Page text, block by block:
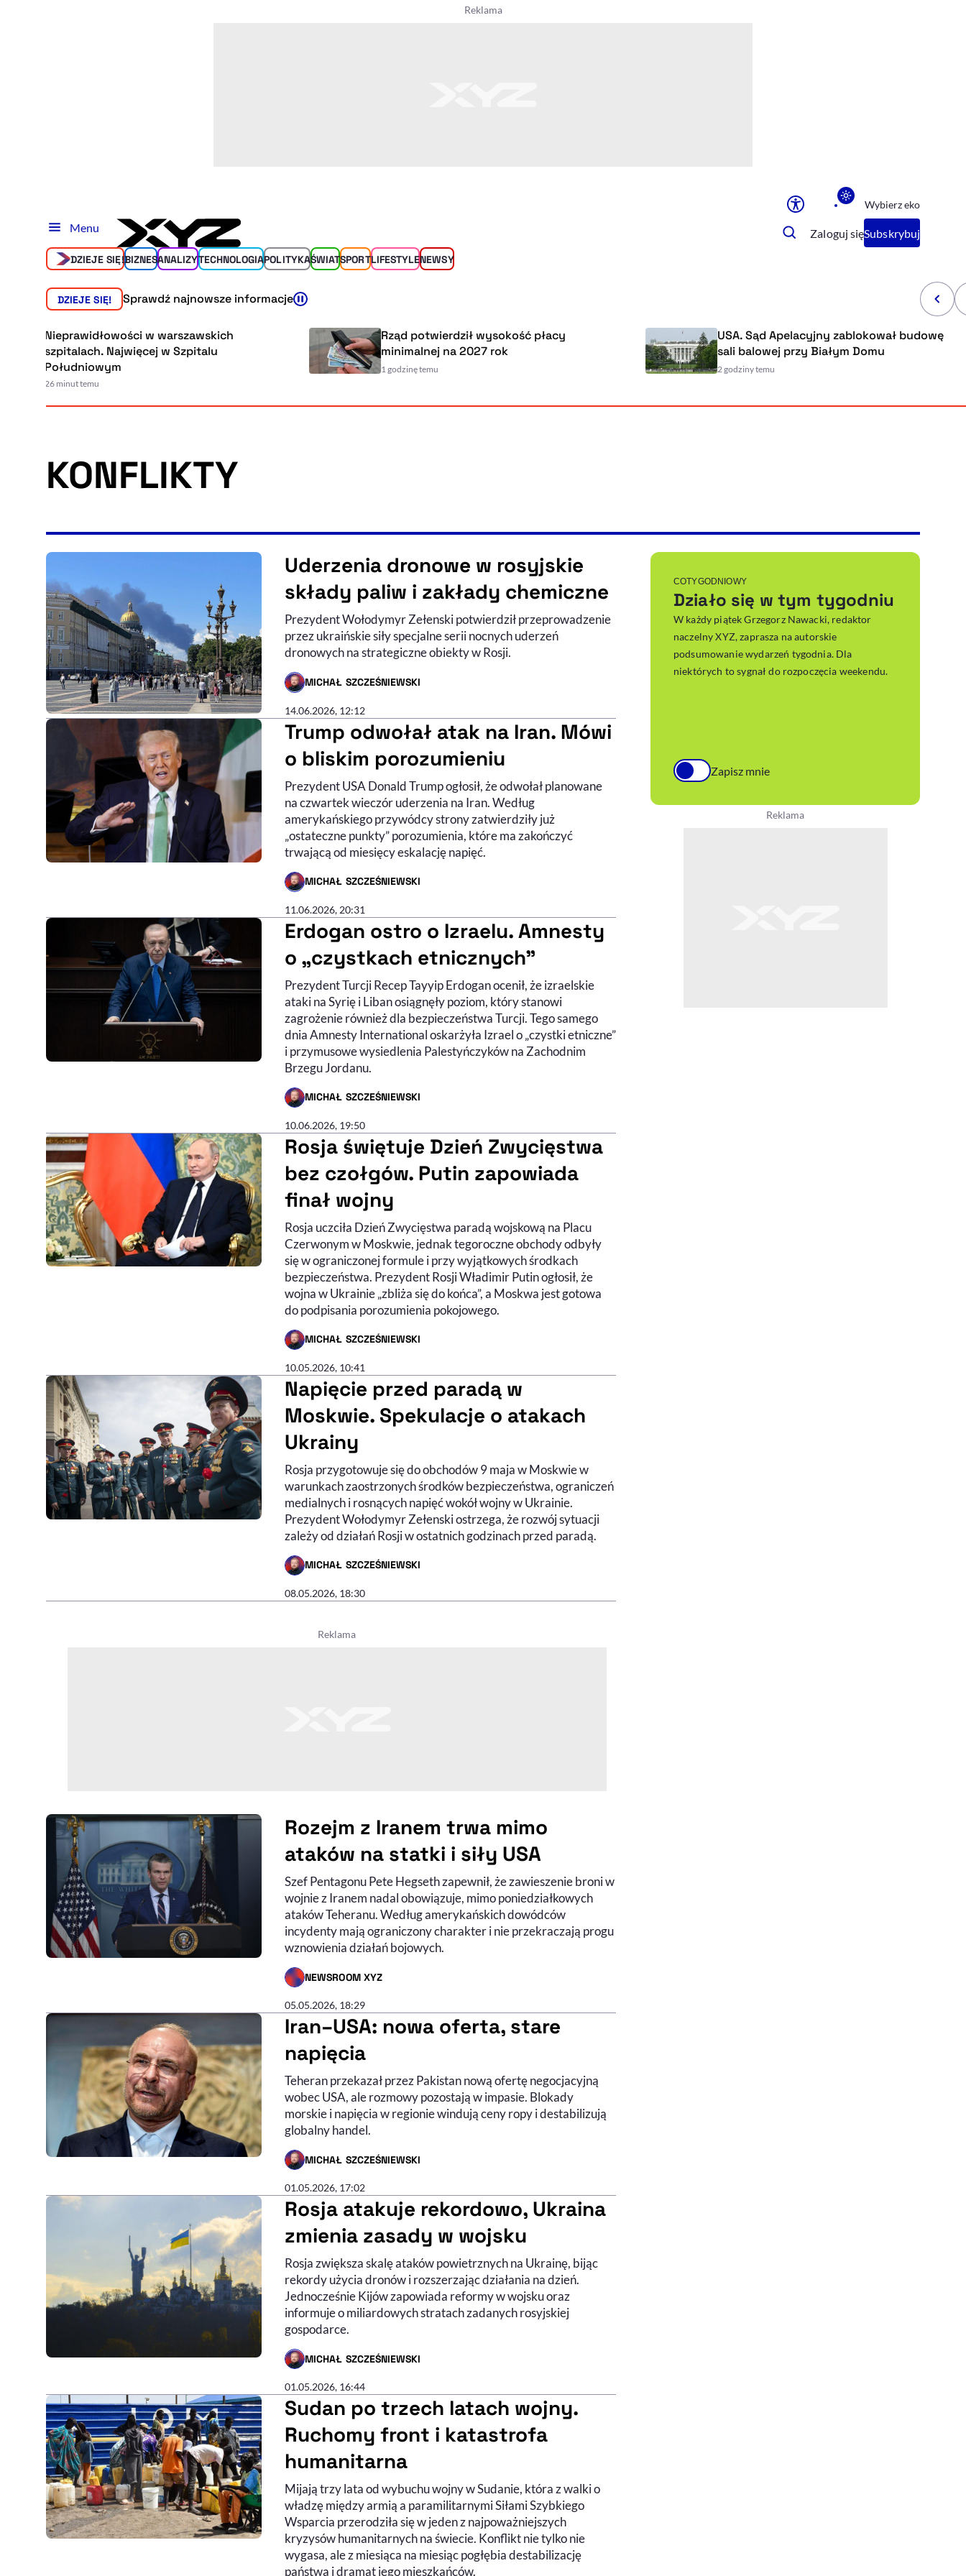
Sprawdź, jak i dlaczego zwiększamy dostępność, otwiera się w nowym
Deklaracja dostępności
, otwiera się w
Wybierz eko
Menu Zaloguj sięSubskrybuj
DZIEJE SIĘ!BIZNESANALIZYTECHNOLOGIAPOLITYKAŚWIATSPORTLIFESTYLENEWSY
DZIEJE SIĘ! Sprawdź najnowsze informacje
w warszawskich
Najwięcej w Szpitalu
minut temu
Rząd potwierdził wysokość płacy
minimalnej na 2027 rok
1 godzinę temu
USA. Sąd Apelacyjny zablokował budowę
sali balowej przy Białym Domu
2 godziny temu
KONFLIKTY
Uderzenia dronowe w rosyjskie
składy paliw i zakłady chemiczne
Prezydent Wołodymyr Zełenski potwierdził przeprowadzenie
przez ukraińskie siły specjalne serii nocnych uderzeń
dronowych na strategiczne obiekty w Rosji.
MICHAŁ SZCZEŚNIEWSKI
- AUTOR ARTYKUŁU - PROFIL
14.06.2026, 12:12
Trump odwołał atak na Iran. Mówi
o bliskim porozumieniu
Prezydent USA Donald Trump ogłosił, że odwołał planowane
na czwartek wieczór uderzenia na Iran. Według
amerykańskiego przywódcy strony zatwierdziły już
„ostateczne punkty” porozumienia, które ma zakończyć
trwającą od miesięcy eskalację napięć.
MICHAŁ SZCZEŚNIEWSKI
- AUTOR ARTYKUŁU - PROFIL
11.06.2026, 20:31
Erdogan ostro o Izraelu. Amnesty
o „czystkach etnicznych"
Prezydent Turcji Recep Tayyip Erdogan ocenił, że izraelskie
ataki na Syrię i Liban osiągnęły poziom, który stanowi
zagrożenie również dla bezpieczeństwa Turcji. Tego samego
dnia Amnesty International oskarżyła Izrael o „czystki etniczne”
i przymusowe wysiedlenia Palestyńczyków na Zachodnim
Brzegu Jordanu.
MICHAŁ SZCZEŚNIEWSKI
- AUTOR ARTYKUŁU - PROFIL
10.06.2026, 19:50
Rosja świętuje Dzień Zwycięstwa
bez czołgów. Putin zapowiada
finał wojny
Rosja uczciła Dzień Zwycięstwa paradą wojskową na Placu
Czerwonym w Moskwie, jednak tegoroczne obchody odbyły
się w ograniczonej formule i przy wyjątkowych środkach
bezpieczeństwa. Prezydent Rosji Władimir Putin ogłosił, że
wojna w Ukrainie „zbliża się do końca”, a Moskwa jest gotowa
do podpisania porozumienia pokojowego.
MICHAŁ SZCZEŚNIEWSKI
- AUTOR ARTYKUŁU - PROFIL
10.05.2026, 10:41
Napięcie przed paradą w
Moskwie. Spekulacje o atakach
Ukrainy
Rosja przygotowuje się do obchodów 9 maja w Moskwie w
warunkach zaostrzonych środków bezpieczeństwa, ograniczeń
medialnych i rosnących napięć wokół wojny w Ukrainie.
Prezydent Wołodymyr Zełenski ostrzega, że rozwój sytuacji
zależy od działań Rosji w ostatnich godzinach przed paradą.
MICHAŁ SZCZEŚNIEWSKI
- AUTOR ARTYKUŁU - PROFIL
08.05.2026, 18:30
Rozejm z Iranem trwa mimo
ataków na statki i siły USA
Szef Pentagonu Pete Hegseth zapewnił, że zawieszenie broni w
wojnie z Iranem nadal obowiązuje, mimo poniedziałkowych
ataków Teheranu. Według amerykańskich dowódców
incydenty mają ograniczony charakter i nie przekraczają progu
wznowienia działań bojowych.
NEWSROOM XYZ
- AUTOR ARTYKUŁU - PROFIL
05.05.2026, 18:29
Iran–USA: nowa oferta, stare
napięcia
Teheran przekazał przez Pakistan nową ofertę negocjacyjną
wobec USA, ale rozmowy pozostają w impasie. Blokady
morskie i napięcia w regionie windują ceny ropy i destabilizują
globalny handel.
MICHAŁ SZCZEŚNIEWSKI
- AUTOR ARTYKUŁU - PROFIL
01.05.2026, 17:02
Rosja atakuje rekordowo, Ukraina
zmienia zasady w wojsku
Rosja zwiększa skalę ataków powietrznych na Ukrainę, bijąc
rekordy użycia dronów i rozszerzając działania na dzień.
Jednocześnie Kijów zapowiada reformy w wojsku oraz
informuje o miliardowych stratach zadanych rosyjskiej
gospodarce.
MICHAŁ SZCZEŚNIEWSKI
- AUTOR ARTYKUŁU - PROFIL
01.05.2026, 16:44
Sudan po trzech latach wojny.
Ruchomy front i katastrofa
humanitarna
Mijają trzy lata od wybuchu wojny w Sudanie, która z walki o
władzę między armią a paramilitarnymi Siłami Szybkiego
Wsparcia przerodziła się w jeden z najpoważniejszych
kryzysów humanitarnych na świecie. Konflikt nie tylko nie
wygasa, ale z miesiąca na miesiąc pogłębia destabilizację
państwa i dramat jego mieszkańców.